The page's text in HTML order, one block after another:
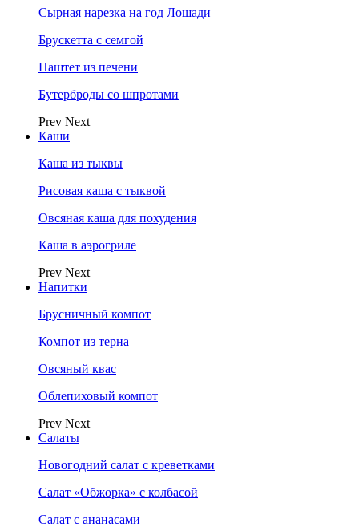
Сырная нарезка на год Лошади
Брускетта с семгой
Паштет из печени
Бутерброды со шпротами
Prev Next
Каши
Каша из тыквы
Рисовая каша с тыквой
Овсяная каша для похудения
Каша в аэрогриле
Prev Next
Напитки
Брусничный компот
Компот из терна
Овсяный квас
Облепиховый компот
Prev Next
Салаты
Новогодний салат с креветками
Салат «Обжорка» с колбасой
Салат с ананасами